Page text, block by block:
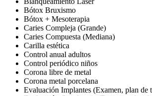
Bótox Bruxismo
Bótox + Mesoterapia
Caries Compleja (Grande)
Caries Compuesta (Mediana)
Carilla estética
Control anual adultos
Control periódico niños
Corona libre de metal
Corona metal porcelana
Evaluación Implantes (Examen, plan de